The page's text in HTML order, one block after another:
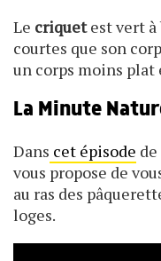
Le criquetest vert à
courtes que son
un corps moins plat
La Minute
Dans cet épisode
vous propose de
au ras des
loges.